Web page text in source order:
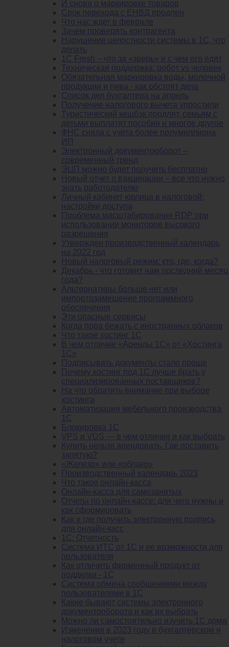
И снова о маркировке товаров
Срок перехода с ЕНВД продлен
Что нас ждет в феврале
Зачем проверять контрагента
Нарушение целостности системы в 1С, что
делать
1С Fresh – что за «зверь» и с чем его едят
Техническая поддержка: робот vs человек
Обязательная маркировка воды, молочной
продукции и пива - как обстоят дела
Список дел бухгалтера на апрель
Получение налогового вычета упростили
Туристический кешбэк продлят, семьям с
детьми выплатят пособия и многое другое
ФНС сняла с учета более полумиллиона
ИП
Электронный документооборот –
современный тренд
ЭЦП можно будет получить бесплатно
Новый отчет о вакцинации – все что нужно
знать работодателю
Личный кабинет юрлица в налоговой:
настройки доступа
Проблема масштабирования RDP при
использовании мониторов высокого
разрешения
Утвержден производственный календарь
на 2022 год
Новый налоговый режим: кто, где, когда?
Декабрь - что готовит нам последний месяц
года?
Альтернативы больше нет или
импортозамещение программного
обеспечения
Эти опасные сервисы
Когда пора бежать с иностранных облаков
Что такое хостинг 1С
В чем отличие «Аренды 1С» от «Хостинга
1С»
Подписывать документы стало проще
Почему хостинг под 1С лучше брать у
специализированных поставщиков?
На что обратить внимание при выборе
хостинга
Автоматизация мебельного производства
1С
Блокировка 1С
VPS и VDS — в чем отличия и как выбрать
Купить нельзя арендовать. Где поставить
запятую?
«Железо» или «облако»
Производственный календарь 2023
Что такое онлайн-касса
Онлайн-касса для самозанятых
Отчеты по онлайн-кассе: для чего нужны и
как сформировать
Как и где получить электронную подпись
для онлайн-касс
1С: Отчетность
Система ИТС от 1С и ее возможности для
пользователя
Как отличить фирменный продукт от
подделки - 1С
Система обмена сообщениями между
пользователями в 1С
Какие бывают системы электронного
документооборота и как их выбрать
Можно ли самостоятельно изучить 1С дома
Изменения в 2023 году в бухгалтерском и
налоговом учете